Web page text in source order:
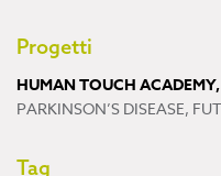
Progetti
HUMAN TOUCH ACADEMY,
PARKINSON’S DISEASE,
Tag